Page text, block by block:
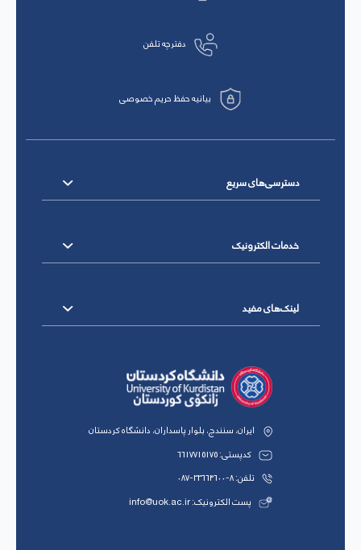
دفترچه تلفن
بیانیه حفظ حریم خصوصی
دسترسی‌های سریع
خدمات الکترونیک
لینک‌های مفید
ایران، سنندج، بلوار پاسداران، دانشگاه کردستان
کدپستی: 6617715175
تلفن: 8-33664600-087
پست الکترونیک: info@uok.ac.ir